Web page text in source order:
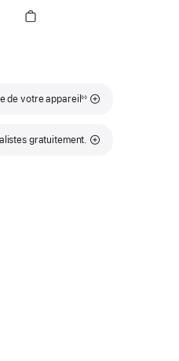
de votre appareil
Note
de
◊◊
gratuitement.